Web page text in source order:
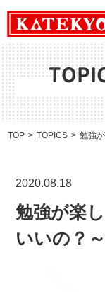
TOP TOPICS 勉強
2020.08.18
勉強が楽
いいの？